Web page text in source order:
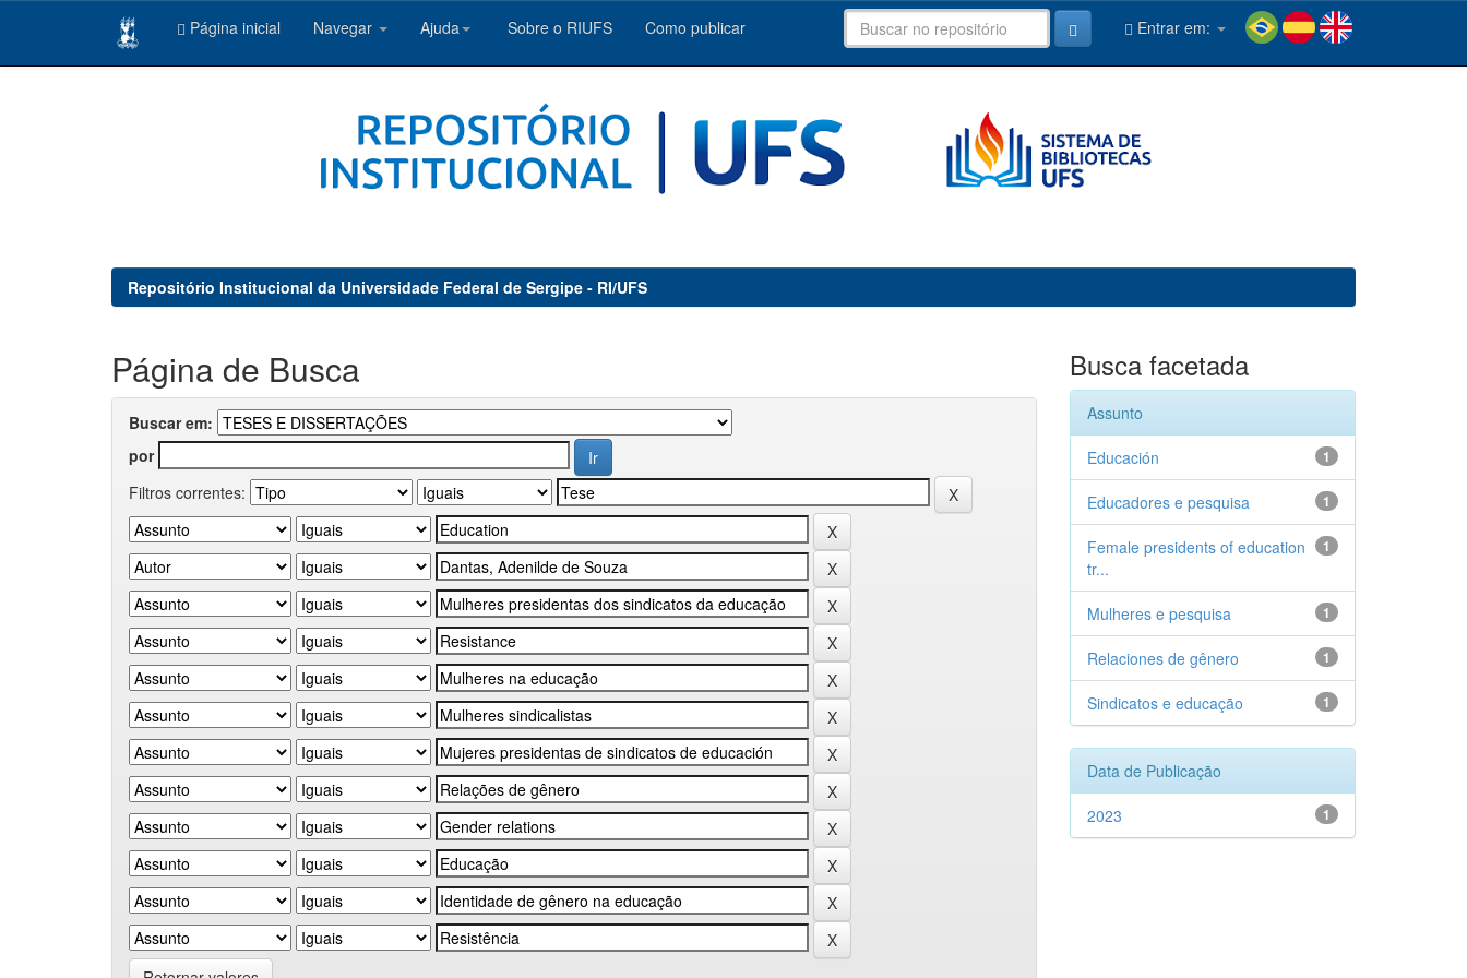
Página inicial Navegar Ajuda Sobre o RIUFS Como publicar Entrar em:
Repositório Institucional da Universidade Federal de Sergipe - RI/UFS
Página de Busca
Buscar em:
por
Filtros correntes:
Busca facetada
Assunto
1
Educación
1
Educadores e pesquisa
1
Female presidents of education
tr...
1
Mulheres e pesquisa
1
Relaciones de gênero
1
Sindicatos e educação
Data de Publicação
1
2023